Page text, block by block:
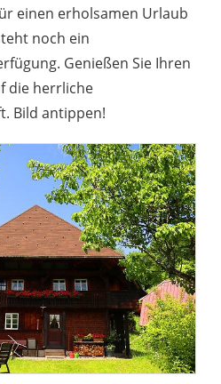
einen erholsamen Urlaub
noch ein
Genießen Sie Ihren
die herrliche
Bild antippen!